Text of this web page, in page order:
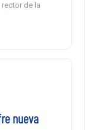
de la
nueva